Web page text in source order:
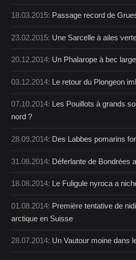
18.03.2015: Passage record de
23.02.2015: Une Sarcelle à ailes
20.12.2014: Un Phalarope à bec
03.12.2014: Le retour du Plongeon
07.10.2014: Les Pouillots à grands
nord ?
28.09.2014: Des Labbes pomarins
31.08.2014: Déferlante de Bondrées
18.08.2014: Le Fuligule nyroca a
01.08.2014: Première tentative de
arctique en Suisse
28.07.2014: Un Vautour moine dans